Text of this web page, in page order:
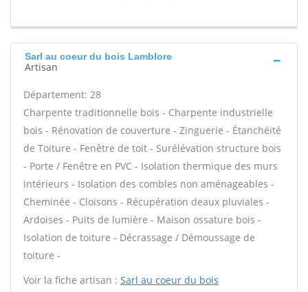
Sarl au coeur du bois Lamblore
Artisan
Département: 28
Charpente traditionnelle bois - Charpente industrielle
bois - Rénovation de couverture - Zinguerie - Étanchéité
de Toiture - Fenêtre de toit - Surélévation structure bois
- Porte / Fenêtre en PVC - Isolation thermique des murs
intérieurs - Isolation des combles non aménageables -
Cheminée - Cloisons - Récupération deaux pluviales -
Ardoises - Puits de lumière - Maison ossature bois -
Isolation de toiture - Décrassage / Démoussage de
toiture -
Voir la fiche artisan : Sarl au coeur du bois